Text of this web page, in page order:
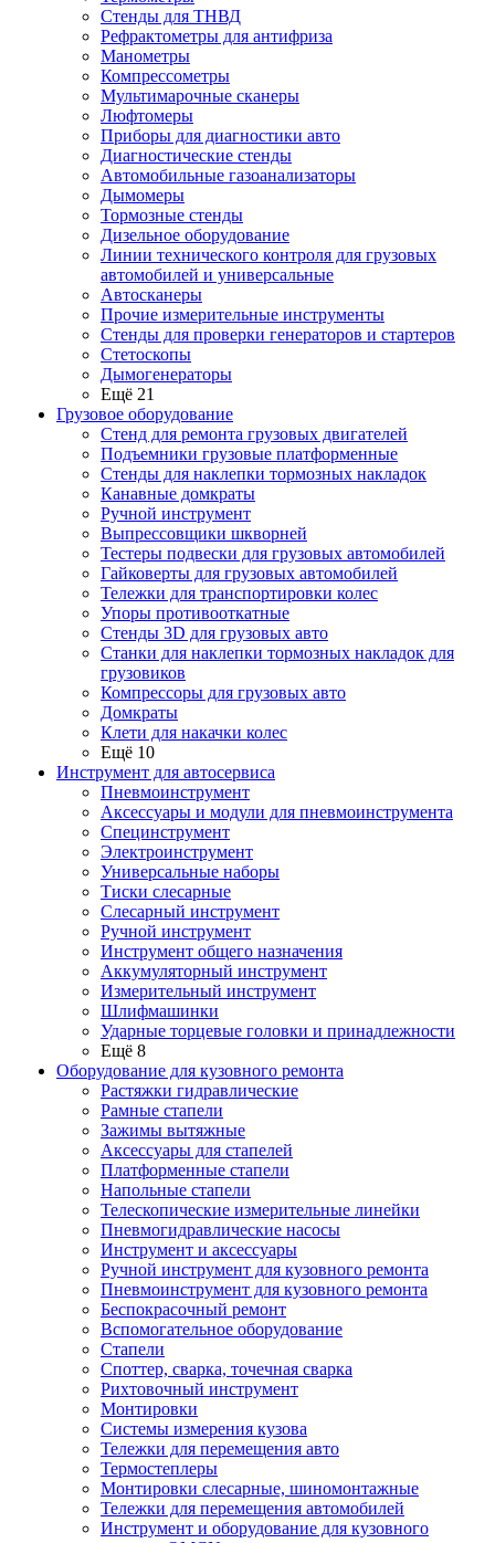
Стенды для ТНВД
Рефрактометры для антифриза
Манометры
Компрессометры
Мультимарочные сканеры
Люфтомеры
Приборы для диагностики авто
Диагностические стенды
Автомобильные газоанализаторы
Дымомеры
Тормозные стенды
Дизельное оборудование
Линии технического контроля для грузовых
автомобилей и универсальные
Автосканеры
Прочие измерительные инструменты
Стенды для проверки генераторов и стартеров
Стетоскопы
Дымогенераторы
Ещё 21
Грузовое оборудование
Стенд для ремонта грузовых двигателей
Подъемники грузовые платформенные
Стенды для наклепки тормозных накладок
Канавные домкраты
Ручной инструмент
Выпрессовщики шкворней
Тестеры подвески для грузовых автомобилей
Гайковерты для грузовых автомобилей
Тележки для транспортировки колес
Упоры противооткатные
Стенды 3D для грузовых авто
Станки для наклепки тормозных накладок для
грузовиков
Компрессоры для грузовых авто
Домкраты
Клети для накачки колес
Ещё 10
Инструмент для автосервиса
Пневмоинструмент
Аксессуары и модули для пневмоинструмента
Специнструмент
Электроинструмент
Универсальные наборы
Тиски слесарные
Слесарный инструмент
Ручной инструмент
Инструмент общего назначения
Аккумуляторный инструмент
Измерительный инструмент
Шлифмашинки
Ударные торцевые головки и принадлежности
Ещё 8
Оборудование для кузовного ремонта
Растяжки гидравлические
Рамные стапели
Зажимы вытяжные
Аксессуары для стапелей
Платформенные стапели
Напольные стапели
Телескопические измерительные линейки
Пневмогидравлические насосы
Инструмент и аксессуары
Ручной инструмент для кузовного ремонта
Пневмоинструмент для кузовного ремонта
Беспокрасочный ремонт
Вспомогательное оборудование
Стапели
Споттер, сварка, точечная сварка
Рихтовочный инструмент
Монтировки
Системы измерения кузова
Тележки для перемещения авто
Термостеплеры
Монтировки слесарные, шиномонтажные
Тележки для перемещения автомобилей
Инструмент и оборудование для кузовного